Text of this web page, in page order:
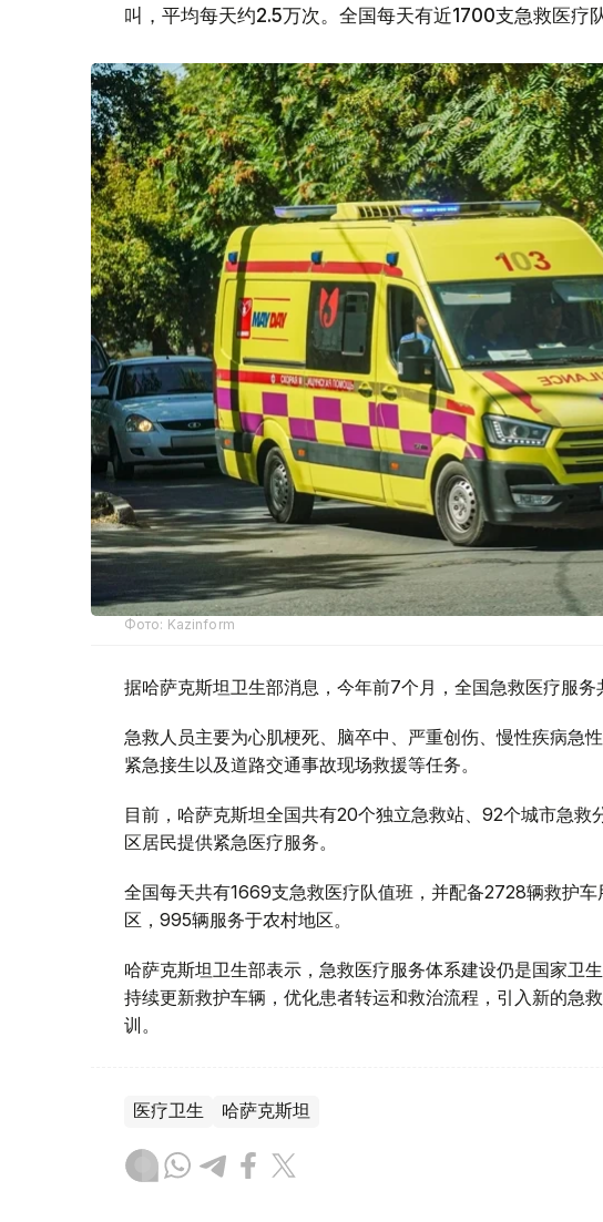
叫，平均每天约2.5万次。全国每天有近1700支急救医疗
Фото: Kazinform
据哈萨克斯坦卫生部消息，今年前7个月，全国急救医疗服务
急救人员主要为心肌梗死、脑卒中、严重创伤、慢性疾病急
紧急接生以及道路交通事故现场救援等任务。
目前，哈萨克斯坦全国共有20个独立急救站、92个城市急
区居民提供紧急医疗服务。
全国每天共有1669支急救医疗队值班，并配备2728辆救护
区，995辆服务于农村地区。
哈萨克斯坦卫生部表示，急救医疗服务体系建设仍是国家卫
持续更新救护车辆，优化患者转运和救治流程，引入新的急
训。
医疗卫生 哈萨克斯坦